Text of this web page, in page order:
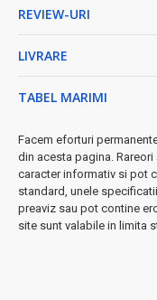
✓ Capacitate
perfecte pentru
● Caracteristici
temperatura
•Filtru dublu din
de calitate
Rezervor
facil
REVIEW-URI
LIVRARE
TABEL MARIMI
Facem eforturi
din acesta pagina.
caracter informativ si pot
standard, unele
preaviz sau pot contine
site sunt valabile in limita